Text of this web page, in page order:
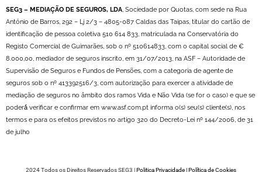
SEG3 – MEDIAÇÃO DE SEGUROS, LDA, Sociedade por Quotas, com sede na Rua
António de Barros, 292 – Lj 2/3 – 4805-087 Caldas das Taipas, titular do cartão de
identificação de pessoa coletiva 510 614 833, matriculada na Conservatória do
Registo Comercial de Guimarães, sob o nº 510614833, com o capital social de €
8.000,00, mediador de seguros inscrito, em 31/07/2013, na ASF – Autoridade de
Supervisão de Seguros e Fundos de Pensões, com a categoria de agente de
seguros sob o nº 413392516/3, com autorização para exercer a atividade de
mediação de seguros no âmbito dos ramos Vida e Não Vida (se for o caso) e que se
poderá́ verificar e confirmar em ​www.asf.com.pt informa o(s) seu(s) cliente(s), nos
termos e para os efeitos previstos no artigo 32o do Decreto-Lei nº 144/2006, de 31
de julho
2024 Todos os Direitos Reservados SEG3 |Politica Privacidade|Política de Cookies